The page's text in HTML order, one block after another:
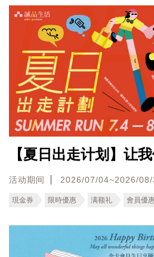
【夏日出走计划】让
活动期间 2026/07/04~2026/08/
現金券 限時優惠 满额礼 會員優